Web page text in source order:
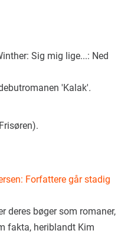
Sig mig lige...: Ned
'Kalak'.
Forfattere går stadig
deres bøger som romaner,
fakta, heriblandt Kim